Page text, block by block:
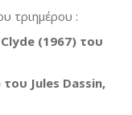
τριημέρου :
(1967) του
Jules Dassin,